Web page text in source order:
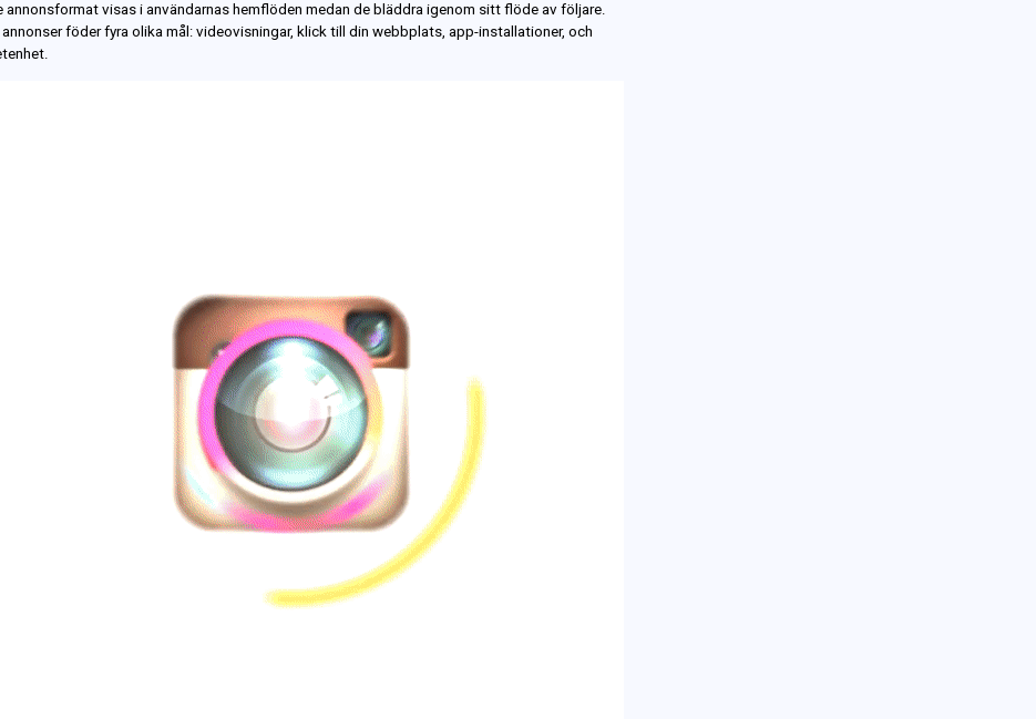
annonsformat visas i användarnas hemflöden medan de bläddra igenom sitt flöde av följare.
föder fyra olika mål: videovisningar, klick till din webbplats, app-installationer, och